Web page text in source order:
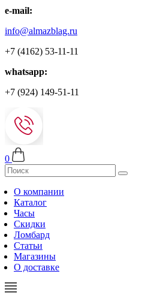
e-mail:
info@almazblag.ru
+7 (4162) 53-11-11
whatsapp:
+7 (924) 149-51-11
0
О компании
Каталог
Часы
Скидки
Ломбард
Статьи
Магазины
О доставке